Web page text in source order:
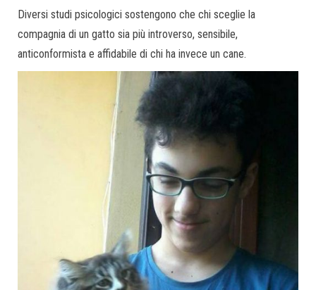
Diversi studi psicologici sostengono che chi sceglie la
compagnia di un gatto sia più introverso, sensibile,
anticonformista e affidabile di chi ha invece un cane.